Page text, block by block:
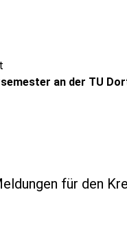
an der TU
für den